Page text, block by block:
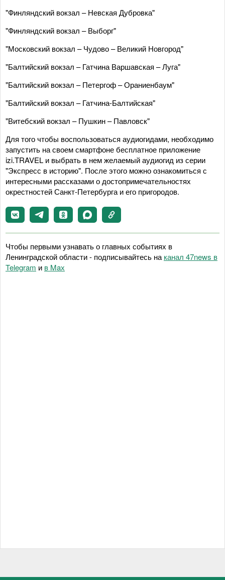
"Финляндский вокзал – Невская Дубровка"
"Финляндский вокзал – Выборг"
"Московский вокзал – Чудово – Великий Новгород"
"Балтийский вокзал – Гатчина Варшавская – Луга"
"Балтийский вокзал – Петергоф – Ораниенбаум"
"Балтийский вокзал – Гатчина-Балтийская"
"Витебский вокзал – Пушкин – Павловск"
Для того чтобы воспользоваться аудиогидами, необходимо
запустить на своем смартфоне бесплатное приложение
izi.TRAVEL и выбрать в нем желаемый аудиогид из серии
"Экспресс в историю". После этого можно ознакомиться с
интересными рассказами о достопримечательностях
окрестностей Санкт-Петербурга и его пригородов.
Чтобы первыми узнавать о главных событиях в
Ленинградской области - подписывайтесь на канал 47news в
Telegram и в Maх